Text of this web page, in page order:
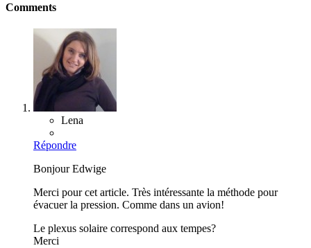
Comments
Lena
Répondre
Bonjour Edwige
Merci pour cet article. Très intéressante la méthode pour
évacuer la pression. Comme dans un avion!
Le plexus solaire correspond aux tempes?
Merci